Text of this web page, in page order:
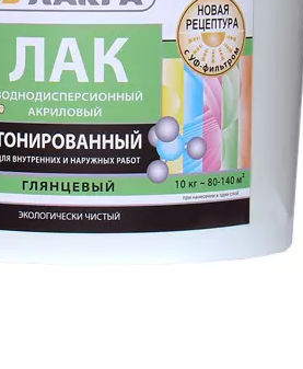
График платежей
Сегодня
25%
Добавляйте